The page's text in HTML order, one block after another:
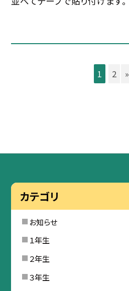
1 2 »
カテゴリ
お知らせ
１年生
２年生
３年生